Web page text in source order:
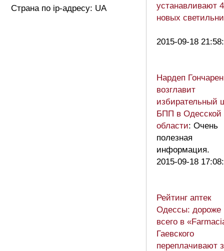
Страна по ip-адресу: UA
устанавливают
новых
2015-09-18
Нардеп
возглавит
избирательный
БПП в Одесской
области: Очень
полезная
информация.
2015-09-18
Рейтинг аптек
Одессы: дороже
всего в
Гаевского
переплачивают